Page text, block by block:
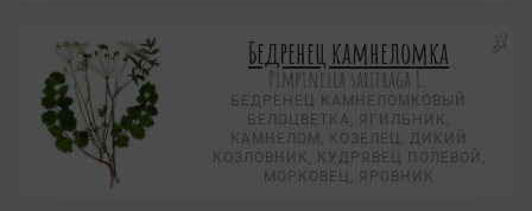
Бедренец камнеломка
Pimpinella saxifraga L.
БЕДРЕНЕЦ КАМНЕЛОМКОВЫЙ
БЕЛОЦВЕТКА, ЯГИЛЬНИК,
КАМНЕЛОМ, КОЗЕЛЕЦ, ДИКИЙ
КОЗЛОВНИК, КУДРЯВЕЦ ПОЛЕВОЙ,
МОРКОВЕЦ, ЯРОВНИК